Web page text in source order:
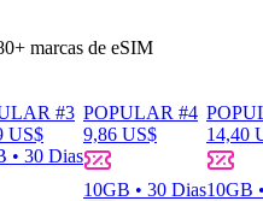
marcas de eSIM
#3
US$
• 30 Dias
POPULAR #4
9,86 US$
10GB • 30 Dias
14,40
10GB